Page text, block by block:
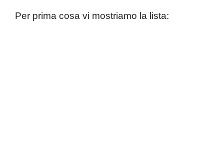
Per prima cosa vi mostriamo la lista: